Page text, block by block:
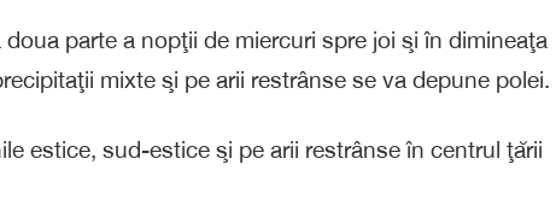
parte a nopţii de miercuri spre joi şi în dimineaţa
mixte şi pe arii restrânse se va depune polei.
estice, sud-estice şi pe arii restrânse în centrul ţării